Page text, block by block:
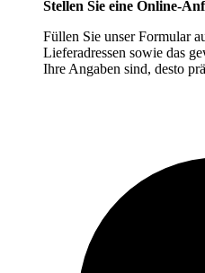
Stellen Sie eine Online-
Füllen Sie unser Formular
Lieferadressen sowie das
Ihre Angaben sind, desto